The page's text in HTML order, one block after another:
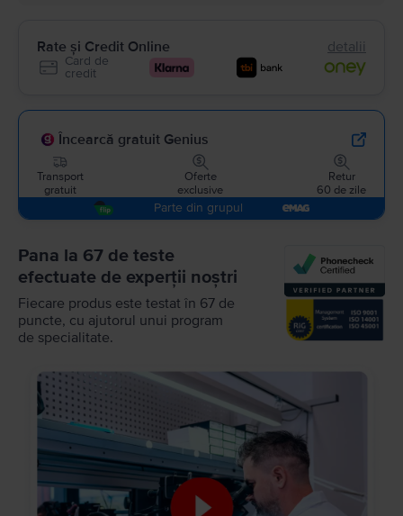
Rate și Credit Online detalii
Card de
credit
Încearcă gratuit Genius
Transport
gratuit
Oferte
exclusive
Retur
60 de zile
Parte din grupul
Pana la 67 de teste
efectuate de experții noștri
Fiecare produs este testat în 67 de
puncte, cu ajutorul unui program
de specialitate.